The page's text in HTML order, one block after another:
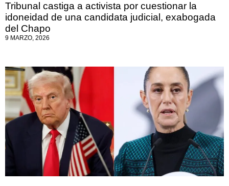
Tribunal castiga a activista por cuestionar la
idoneidad de una candidata judicial, exabogada
del Chapo
9 MARZO, 2026